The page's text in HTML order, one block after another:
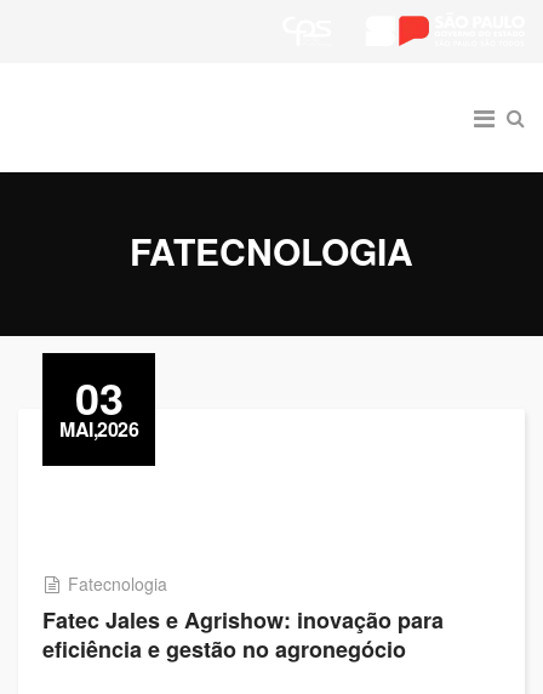
FATECNOLOGIA
03
MAI,2026
Fatecnologia
Fatec Jales e Agrishow: inovação para
eficiência e gestão no agronegócio